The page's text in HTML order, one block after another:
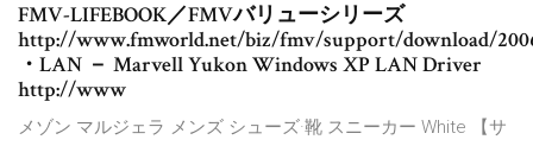
FMV-LIFEBOOK／FMVバリューシリーズ
http://www.fmworld.net/biz/fmv/support/download/
・LAN － Marvell Yukon Windows XP LAN Driver
http://www
メゾン マルジェラ メンズ シューズ·靴 スニーカー White 【サ